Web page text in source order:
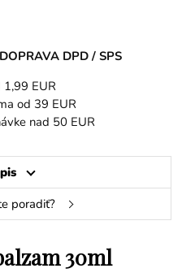
DPD / SPS
1,99 EUR
od 39 EUR
nad 50 EUR
poradiť?
30ml